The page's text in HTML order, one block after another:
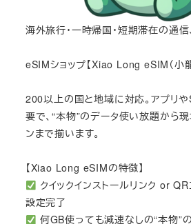
海外旅行・一時帰国・短期滞在の通信
eSIMショップ【Xiao Long eSIM（小
200以上の国と地域に対応。アプリ
要で、“本物”のデータ使い放題から
ンまで揃います。
【Xiao Long eSIMの特徴】
クイックインストールリンク or
設定完了
何GB使っても減速なしの“本物”